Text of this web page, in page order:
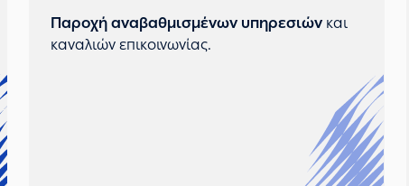
Παροχή αναβαθμισμένων υπηρεσιώνκαι
καναλιών επικοινωνίας.